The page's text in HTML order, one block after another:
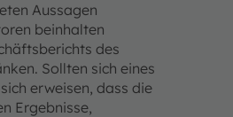
Aussagen
beinhalten
des
Sollten sich eines
erweisen, dass die
Ergebnisse,